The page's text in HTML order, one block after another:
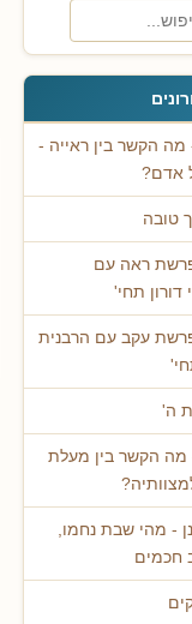
הקשר בין ראייה -
אדם?
טובה
ראה עם
דורון תחי'
עקב עם הרבנית
ה'
הקשר בין מעלת
- מהי שבת נחמו,
חכמים